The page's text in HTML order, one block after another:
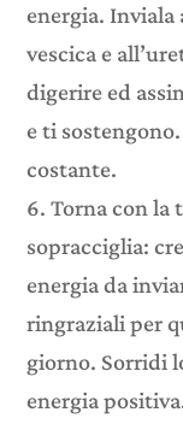
energia. Inviala
vescica e
digerire ed
e ti
costante.
Torna con la
sopracciglia:
energia da
ringraziali per
giorno. Sorridi
energia